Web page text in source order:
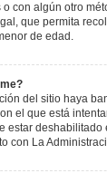
con algún otro
que permita
de edad.
del sitio haya
el que está
estar deshabilitado
con La